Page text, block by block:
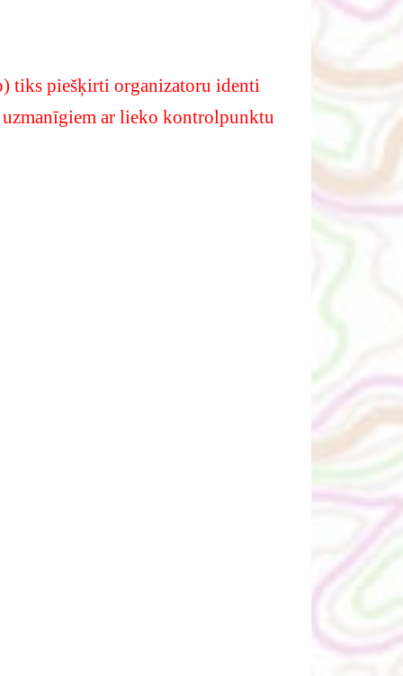
tiks piešķirti organizatoru identi
ar lieko kontrolpunktu